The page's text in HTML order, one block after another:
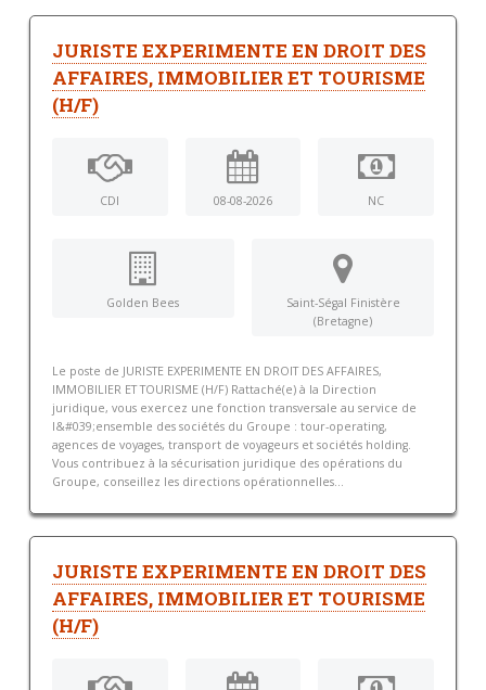
JURISTE EXPERIMENTE EN DROIT DES
AFFAIRES, IMMOBILIER ET TOURISME
(H/F)
CDI 08-08-2026 NC
Golden Bees
Saint-Ségal Finistère
(Bretagne)
Le poste de JURISTE EXPERIMENTE EN DROIT DES AFFAIRES,
IMMOBILIER ET TOURISME (H/F) Rattaché(e) à la Direction
juridique, vous exercez une fonction transversale au service de
l&#039;ensemble des sociétés du Groupe : tour-operating,
agences de voyages, transport de voyageurs et sociétés holding.
Vous contribuez à la sécurisation juridique des opérations du
Groupe, conseillez les directions opérationnelles...
JURISTE EXPERIMENTE EN DROIT DES
AFFAIRES, IMMOBILIER ET TOURISME
(H/F)